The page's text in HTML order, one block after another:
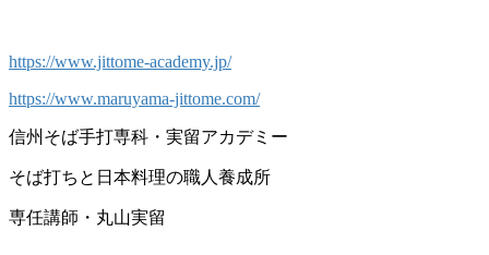
https://www.jittome-academy.jp/
https://www.maruyama-jittome.com/
信州そば手打専科・実留アカデミー
そば打ちと日本料理の職人養成所
専任講師・丸山実留